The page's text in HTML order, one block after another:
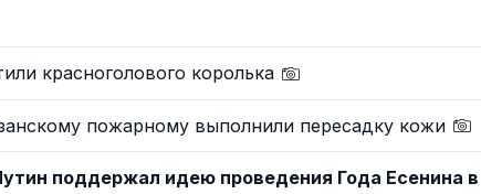
красноголового королька
пожарному выполнили пересадку кожи
поддержал идею проведения Года Есенина в